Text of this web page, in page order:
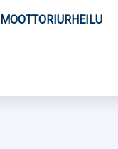
MOOTTORIURHEILU